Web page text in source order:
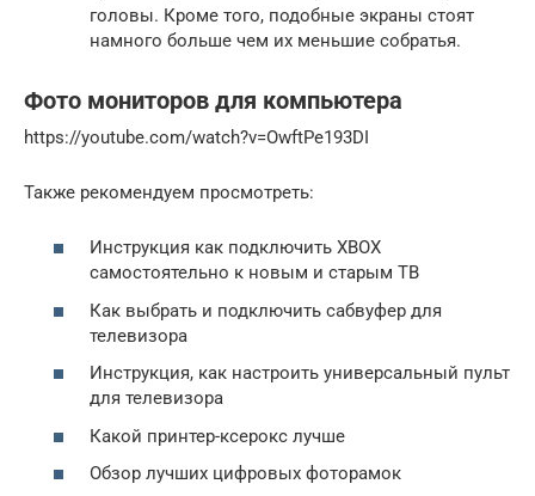
головы. Кроме того, подобные экраны стоят
намного больше чем их меньшие собратья.
Фото мониторов для компьютера
https://youtube.com/watch?v=OwftPe193DI
Также рекомендуем просмотреть:
Инструкция как подключить XBOX
самостоятельно к новым и старым ТВ
Как выбрать и подключить сабвуфер для
телевизора
Инструкция, как настроить универсальный пульт
для телевизора
Какой принтер-ксерокс лучше
Обзор лучших цифровых фоторамок